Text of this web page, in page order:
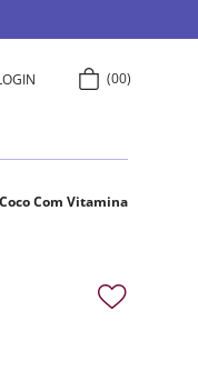
00
Com Vitamina